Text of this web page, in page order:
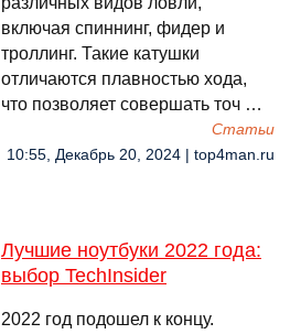
включая спиннинг, фидер и
троллинг. Такие катушки
отличаются плавностью хода,
что позволяет совершать точ …
Cтатьи
10:55, Декабрь 20, 2024 | top4man.ru
Лучшие ноутбуки 2022 года:
выбор TechInsider
2022 год подошел к концу.